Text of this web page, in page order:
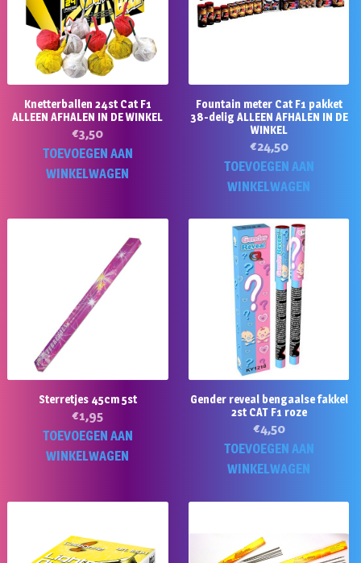
Knetterballen 24st Cat F1
ALLEEN AFHALEN IN DE WINKEL
€3,50
TOEVOEGEN AAN
WINKELWAGEN
Fountain meter Cat F1 pakket
38-delig ALLEEN AFHALEN IN DE
WINKEL
€24,50
TOEVOEGEN AAN
WINKELWAGEN
Sterretjes 45cm 5st
€1,95
TOEVOEGEN AAN
WINKELWAGEN
Gender reveal bengaalse fakkel
2st CAT F1 roze
€4,50
TOEVOEGEN AAN
WINKELWAGEN